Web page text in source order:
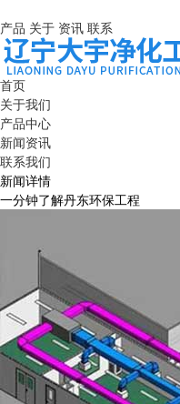
产品 关于 资讯 联系
首页
关于我们
产品中心
新闻资讯
联系我们
新闻详情
一分钟了解丹东环保工程